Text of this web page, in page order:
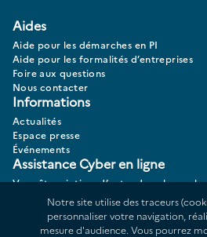
Aides
Aide pour les démarches en PI
Aide pour les formalités d’entreprises
Foire aux questions
Nous contacter
Informations
Actualités
Espace presse
Événements
Assistance Cyber en ligne
Vous êtes victime d’actes de
Notre site utilise des traceurs
personnaliser votre navigation,
mesure d'audience. Vous pourrez